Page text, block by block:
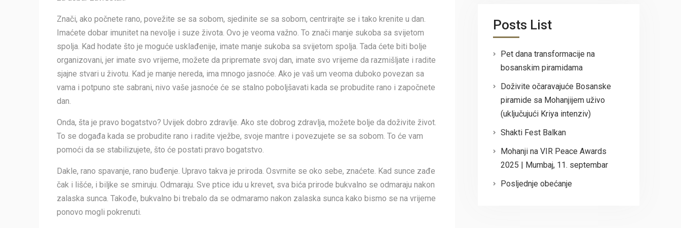
Znači, ako počnete rano, povežite se sa sobom, sjedinite se sa sobom, centrirajte se i tako krenite u dan.
Imaćete dobar imunitet na nevolje i suze života. Ovo je veoma važno. To znači manje sukoba sa svijetom
spolja. Kad hodate što je moguće usklađenije, imate manje sukoba sa svijetom spolja. Tada ćete biti bolje
organizovani, jer imate svo vrijeme, možete da pripremate svoj dan, imate svo vrijeme da razmišljate i radite
sjajne stvari u životu. Kad je manje nereda, ima mnogo jasnoće. Ako je vaš um veoma duboko povezan sa
vama i potpuno ste sabrani, nivo vaše jasnoće će se stalno poboljšavati kada se probudite rano i započnete
dan.
Onda, šta je pravo bogatstvo? Uvijek dobro zdravlje. Ako ste dobrog zdravlja, možete bolje da doživite život.
To se događa kada se probudite rano i radite vježbe, svoje mantre i povezujete se sa sobom. To će vam
pomoći da se stabilizujete, što će postati pravo bogatstvo.
Dakle, rano spavanje, rano buđenje. Upravo takva je priroda. Osvrnite se oko sebe, znaćete. Kad sunce zađe
čak i lišće, i biljke se smiruju. Odmaraju. Sve ptice idu u krevet, sva bića prirode bukvalno se odmaraju nakon
zalaska sunca. Takođe, bukvalno bi trebalo da se odmaramo nakon zalaska sunca kako bismo se na vrijeme
ponovo mogli pokrenuti.
Posts List
Pet dana transformacije na
bosanskim piramidama
Doživite očaravajuće Bosanske
piramide sa Mohanjijem uživo
(uključujući Kriya intenziv)
Shakti Fest Balkan
Mohanji na VIR Peace Awards
2025 | Mumbaj, 11. septembar
Posljednje obećanje